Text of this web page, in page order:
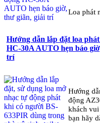
Hướng dẫn lắp đặt loa
HC-30A AUTO hẹn báo
trí
Loa phát
Hướng
động
khách
bạn hãy